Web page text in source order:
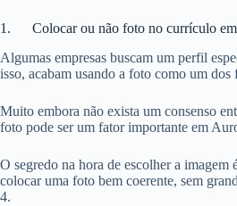
1. Colocar ou não foto no currículo
Algumas empresas buscam um perfil
isso, acabam usando a foto como um dos
Muito embora não exista um consenso
foto pode ser um fator importante em
O segredo na hora de escolher a
colocar uma foto bem coerente, sem
4.